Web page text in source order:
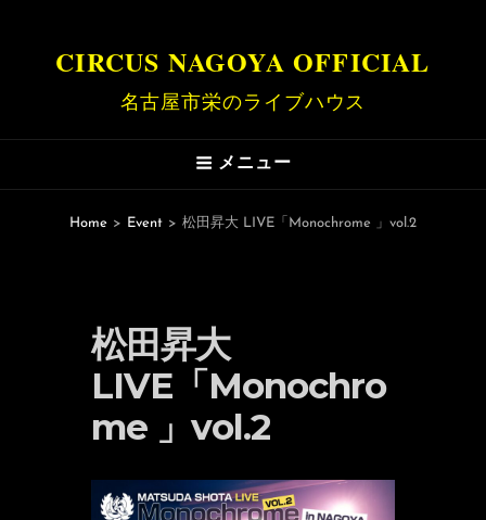
CIRCUS NAGOYA OFFICIAL
名古屋市栄のライブハウス
メニュー
Home > Event > 松田昇大 LIVE「Monochrome 」vol.2
松田昇大
LIVE「Monochro
me 」vol.2